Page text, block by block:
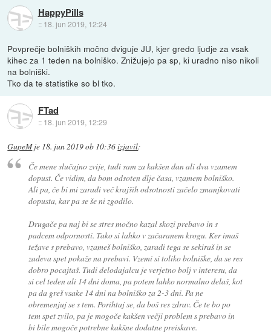
HappyPills
:: 18. jun 2019, 12:24
Povprečje bolniških močno dviguje JU, kjer gredo ljudje za vsak
kihec za 1 teden na bolniško. Znižujejo pa sp, ki uradno niso nikoli
na bolniški.
Tko da te statistike so bl tko.
FTad
:: 18. jun 2019, 12:29
GupeMje 18. jun 2019 ob 10:36izjavil:
Če mene slučajno zvije, tudi sam za kakšen dan ali dva vzamem
dopust. Če vidim, da bom odsoten dlje časa, vzamem bolniško.
Ali pa, če bi mi zaradi več krajših odsotnosti začelo zmanjkovati
dopusta, kar pa se še ni zgodilo.
Drugače pa naj bi se stres močno kazal skozi prebavo in s
padcem odpornosti. Tako si lahko v začaranem krogu. Ker imaš
težave s prebavo, vzameš bolniško, zaradi tega se sekiraš in se
zadeva spet pokaže na prebavi. Vzemi si toliko bolniške, da se res
dobro pocajtaš. Tudi delodajalcu je verjetno bolj v interesu, da
si cel teden ali 14 dni doma, pa potem lahko normalno delaš, kot
pa da greš vsake 14 dni na bolniško za 2-3 dni. Pa ne
obremenjuj se s tem. Porihtaj se, da boš res zdrav. Če te bo po
tem spet zvilo, pa je mogoče kakšen večji problem s prebavo in
bi bile mogoče potrebne kakšne dodatne preiskave.